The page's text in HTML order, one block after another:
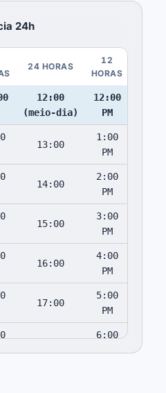
24h
24 HORAS
12
HORAS
12:00
(meio-dia)
12:00
PM
13:00
1:00
PM
14:00
2:00
PM
15:00
3:00
PM
16:00
4:00
PM
17:00
5:00
PM
18:00
6:00